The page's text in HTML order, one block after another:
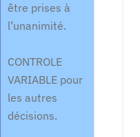
être prises à
l’unanimité.
CONTROLE
VARIABLE pour
les autres
décisions.